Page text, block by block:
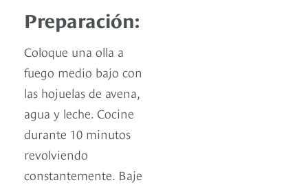
Preparación:
Coloque una olla a
fuego medio bajo con
las hojuelas de avena,
agua y leche. Cocine
durante 10 minutos
revolviendo
constantemente. Baje